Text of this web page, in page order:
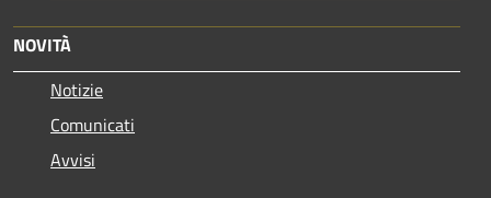
NOVITÀ
Notizie
Comunicati
Avvisi